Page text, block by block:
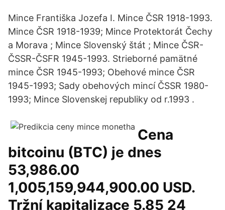
Mince Františka Jozefa I. Mince ČSR 1918-1993.
Mince ČSR 1918-1939; Mince Protektorát Čechy
a Morava ; Mince Slovenský štát ; Mince ČSR-
ČSSR-ČSFR 1945-1993. Strieborné pamätné
mince ČSR 1945-1993; Obehové mince ČSR
1945-1993; Sady obehových mincí ČSSR 1980-
1993; Mince Slovenskej republiky od r.1993 .
Cena
bitcoinu (BTC) je dnes
53,986.00
1,005,159,944,900.00 USD.
Tržní kapitalizace 5.85 24